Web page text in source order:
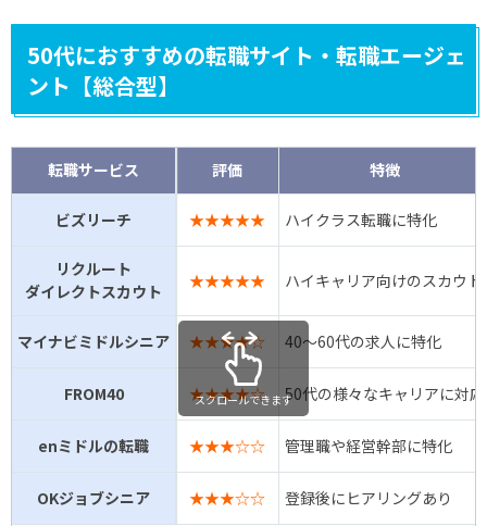
50代におすすめの転職サイト・転職エージェ
ント【総合型】
転職サービス 評価 特徴
ビズリーチ ★★★★★ ハイクラス転職に特化
リクルート
ダイレクトスカウト
★★★★★ ハイキャリア向けのスカウト
マイナビミドルシニア ★★★★☆ 40～60代の求人に特化
FROM40 ★★★★☆ 50代の様々なキャリアに対応
enミドルの転職 ★★★☆☆ 管理職や経営幹部に特化
OKジョブシニア ★★★☆☆ 登録後にヒアリングあり
スクロールできます